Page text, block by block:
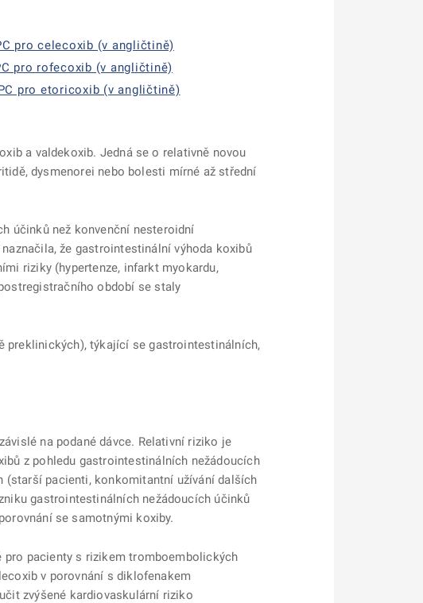
pro celecoxib (v angličtině)
pro rofecoxib (v angličtině)
pro etoricoxib (v angličtině)
a valdekoxib. Jedná se o relativně novou
dysmenorei nebo bolesti mírné až střední
účinků než konvenční nesteroidní
že gastrointestinální výhoda koxibů
riziky (hypertenze, infarkt myokardu,
období se staly
preklinických), týkající se gastrointestinálních,
na podané dávce. Relativní riziko je
z pohledu gastrointestinálních nežádoucích
(starší pacienti, konkomitantní užívání dalších
gastrointestinálních nežádoucích účinků
se samotnými koxiby.
pacienty s rizikem tromboembolických
v porovnání s diklofenakem
zvýšené kardiovaskulární riziko